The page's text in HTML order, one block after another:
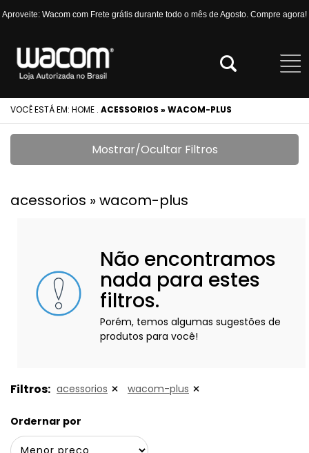
Aproveite: Wacom com Frete grátis durante todo o mês de Agosto. Compre agora!
VOCÊ ESTÁ EM: HOME . ACESSORIOS » WACOM-PLUS
Mostrar/Ocultar Filtros
acessorios » wacom-plus
Não encontramos
nada para estes
filtros.
Porém, temos algumas sugestões de
produtos para você!
Filtros: acessorios wacom-plus
Ordernar por